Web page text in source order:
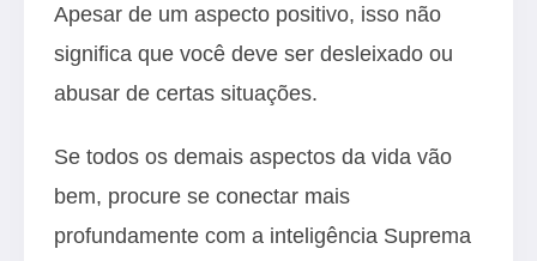
Apesar de um aspecto positivo, isso não
significa que você deve ser desleixado ou
abusar de certas situações.
Se todos os demais aspectos da vida vão
bem, procure se conectar mais
profundamente com a inteligência Suprema